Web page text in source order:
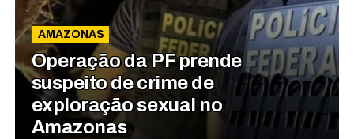
AMAZONAS
Operação da PF prende
suspeito de crime de
exploração sexual no
Amazonas